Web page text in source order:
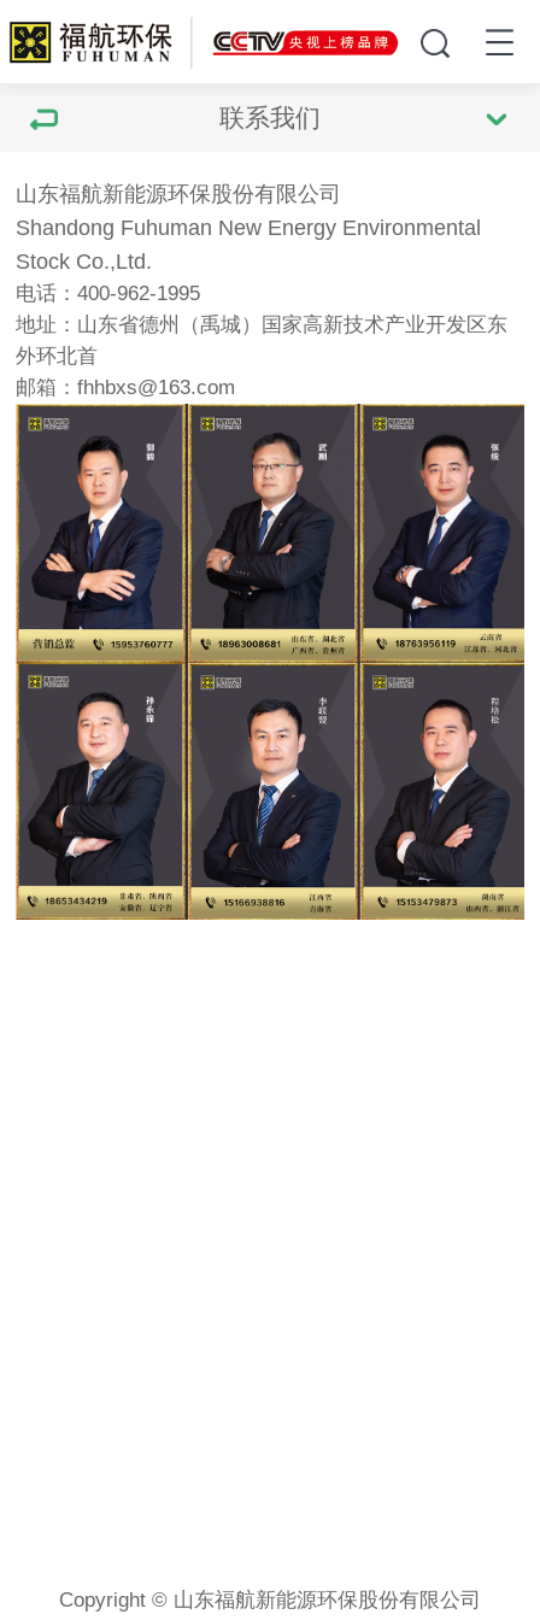
联系我们
山东福航新能源环保股份有限公司
Shandong Fuhuman New Energy Environmental
Stock Co.,Ltd.
电话：400-962-1995
地址：山东省德州（禹城）国家高新技术产业开发区东
外环北首
邮箱：fhhbxs@163.com
Copyright © 山东福航新能源环保股份有限公司